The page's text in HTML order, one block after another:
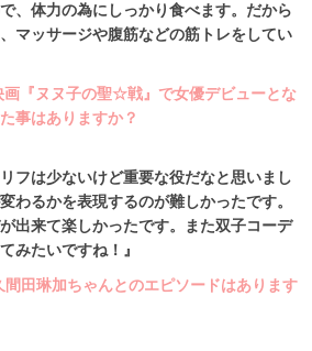
、体力の為にしっかり食べます。だから
マッサージや腹筋などの筋トレをしてい
『ヌヌ子の聖☆戦』で女優デビューとな
事はありますか？
フは少ないけど重要な役だなと思いまし
わるかを表現するのが難しかったです。
出来て楽しかったです。また双子コーデ
みたいですね！』
田琳加ちゃんとのエピソードはあります